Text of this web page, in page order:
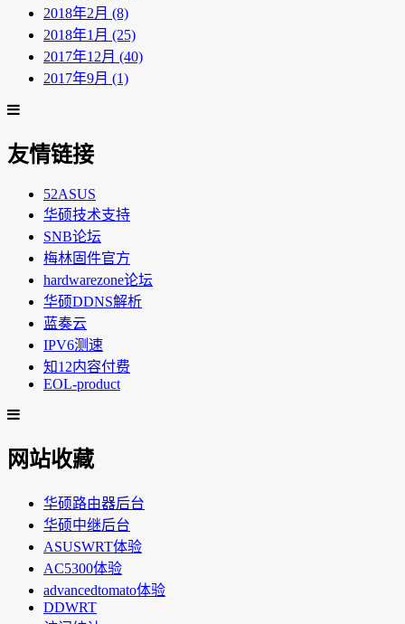
2018年2月 (8)
2018年1月 (25)
2017年12月 (40)
2017年9月 (1)
友情链接
52ASUS
华硕技术支持
SNB论坛
梅林固件官方
hardwarezone论坛
华硕DDNS解析
蓝奏云
IPV6测速
知12内容付费
EOL-product
网站收藏
华硕路由器后台
华硕中继后台
ASUSWRT体验
AC5300体验
advancedtomato体验
DDWRT